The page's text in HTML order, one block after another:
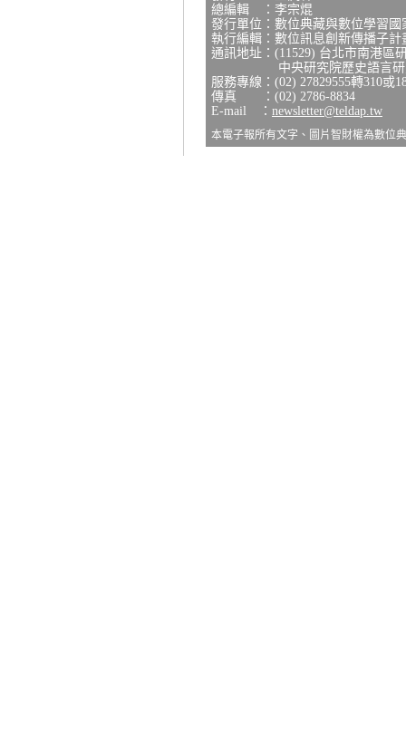
總編輯 ：李宗焜
發行單位：數位典藏與數位學習
執行編輯：數位訊息創新傳播子計
通訊地址：(11529) 台北市南港區
中央研究院歷史語言研究
服務專線：(02) 27829555轉310或
傳真 ：(02) 2786-8834
E-mail ： newsletter@teldap.tw
本電子報所有文字、圖片智財權為數位